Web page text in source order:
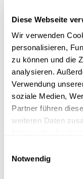
Diese Webseite
Wir verwenden
personalisieren,
zu können und die
analysieren.
Verwendung
soziale Medien,
Partner führen
weiteren Daten
Notwendig
Fir Enseignanten a
FNR,Script,Ifen,